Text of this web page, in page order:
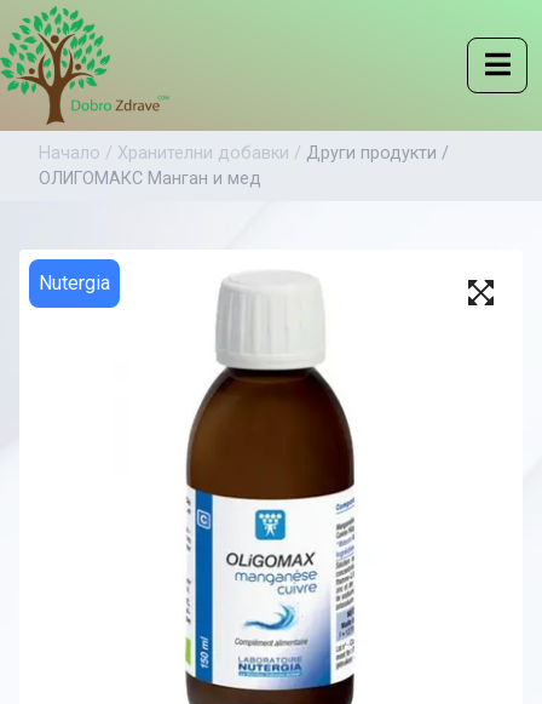
Начало / Хранителни добавки / Други продукти /
ОЛИГОМАКС Манган и мед
Nutergia